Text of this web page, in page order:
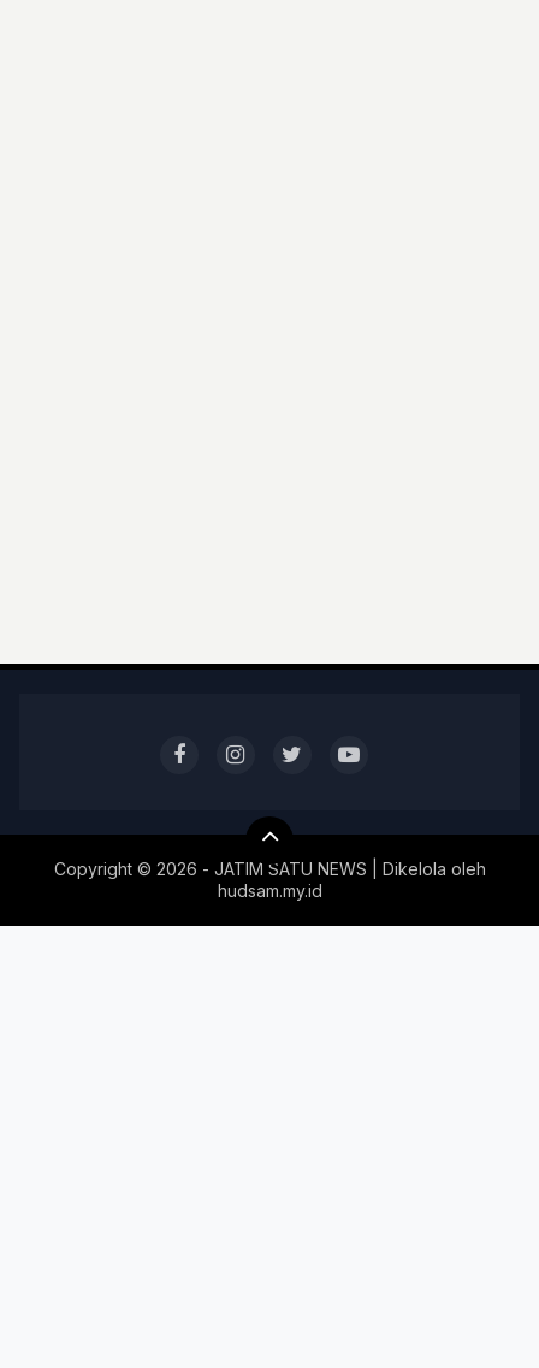
Copyright © 2026 - JATIM SATU NEWS | Dikelola oleh
hudsam.my.id